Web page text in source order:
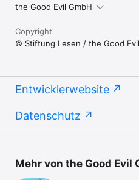
the Good Evil GmbH
Copyright
© Stiftung Lesen / the Good
Entwicklerwebsite
Datenschutz
Mehr von the Good Evil